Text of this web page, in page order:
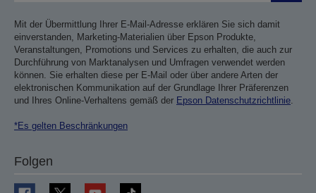
Mit der Übermittlung Ihrer E-Mail-Adresse erklären Sie sich damit
einverstanden, Marketing-Materialien über Epson Produkte,
Veranstaltungen, Promotions und Services zu erhalten, die auch zur
Durchführung von Marktanalysen und Umfragen verwendet werden
können. Sie erhalten diese per E-Mail oder über andere Arten der
elektronischen Kommunikation auf der Grundlage Ihrer Präferenzen
und Ihres Online-Verhaltens gemäß der Epson Datenschutzrichtlinie.
*Es gelten Beschränkungen
Folgen